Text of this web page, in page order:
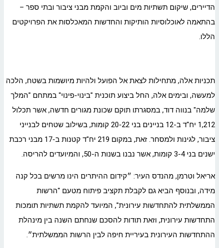
הדיירים, שיקום תשתיות מים וביוב והקמת מבני ציבור ובתי ספר –
בהתאמה לאוכלוסיות הותיקות והחדשות המאכלסות את הפרויקטים
הללו.
תכניות אלה, מתחילות לצאת אל הפועל ולהיות מיושמות בשטח, הלכה
למעשה, ובימים אלה, החל ביצוע תוכנית "בינוי-פינוי" במתחם "המלך
שלמה" בנווה דוד, במסגרתו תוקם שכונת מגורים חדשה, אשר תכלול
1,212 יח"ד ב-12 בניינים בני 20-22 קומות, בשילוב שטחים לבנייני
ציבור, לגינות ולמסחר. זאת, במקום 219 יח"ד קטנות ב-17 מבני רכבת
ישנים בני 3-4 קומות, אשר נבנו בשנות ה-50, והמיועדים להריסה.
אריאל וטרמן, מהנדס העיר: ״קידום ההיתרים הינו מרשים בכל קנה
מידה, ובנוסף הביא גם לקבלת תקציב פיתוח מטעם "הרשות
הממשלתית להתחדשות עירונית", המיועד להקמת תשתיות תומכות
התחדשות עירונית, וזאת תודות להסכם שנחתם השנה בין מינהלת
ההתחדשות העירונית בעיריית חיפה לבין הרשות הממשלתית״.